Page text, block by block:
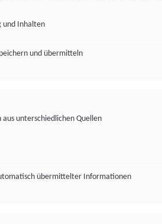
und Inhalten
und übermitteln
unterschiedlichen Quellen
übermittelter Informationen